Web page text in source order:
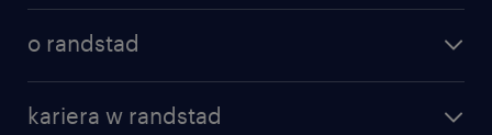
praca w amazon
o randstad
kariera w randstad